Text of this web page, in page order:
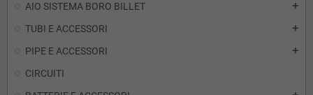
AIO SISTEMA BORO BILLET add
TUBI E ACCESSORI add
PIPE E ACCESSORI add
CIRCUITI